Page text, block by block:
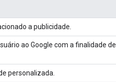
a publicidade.
ao Google com a finalidade de
personalizada.